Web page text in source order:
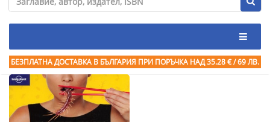
БЕЗПЛАТНА ДОСТАВКА В БЪЛГАРИЯ ПРИ ПОРЪЧКА НАД 35.28 € / 69 ЛВ.